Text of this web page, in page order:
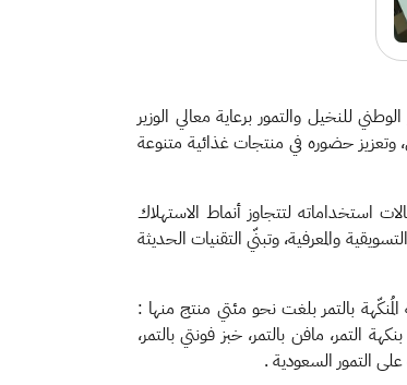
للنخيل والتمور برعاية معالي الوزير
حضوره في منتجات غذائية متنوعة
استخداماته لتتجاوز أنماط الاستهلاك
والمعرفية، وتبنّي التقنيات الحديثة
بالتمر بلغت نحو مئتي منتج منها :
التمر، مافن بالتمر، خبز فونتي بالتمر،
على التمور السعودية .